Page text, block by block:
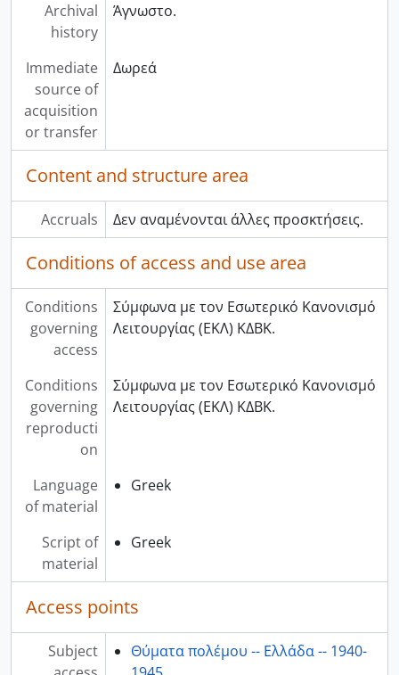
Archival
history
Άγνωστο.
Immediate
source of
acquisition
or transfer
Δωρεά
Content and structure area
Accruals Δεν αναμένονται άλλες προσκτήσεις.
Conditions of access and use area
Conditions
governing
access
Σύμφωνα με τον Εσωτερικό Κανονισμό
Λειτουργίας (ΕΚΛ) ΚΔΒΚ.
Conditions
governing
reproducti
on
Σύμφωνα με τον Εσωτερικό Κανονισμό
Λειτουργίας (ΕΚΛ) ΚΔΒΚ.
Language
of material
Greek
Script of
material
Greek
Access points
Subject
Θύματα πολέμου -- Ελλάδα -- 1940-